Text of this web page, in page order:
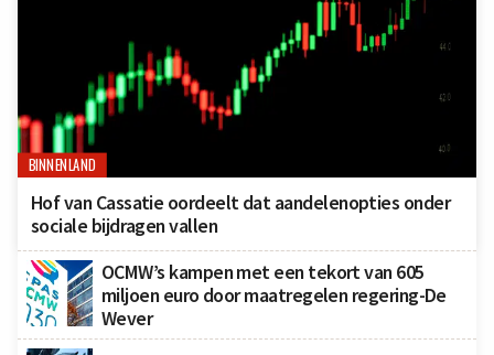
BINNENLAND
Hof van Cassatie oordeelt dat aandelenopties onder
sociale bijdragen vallen
OCMW’s kampen met een tekort van 605
miljoen euro door maatregelen regering-De
Wever